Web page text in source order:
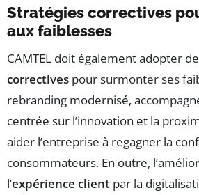
Stratégies correctives
aux faiblesses
CAMTEL doit également adopter
correctives pour surmonter ses
rebranding modernisé,
centrée sur l’innovation et la
aider l’entreprise à regagner la
consommateurs. En outre,
l’expérience client par la